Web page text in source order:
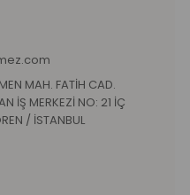
MAH. FATİH CAD.
İŞ MERKEZİ NO: 21 İÇ
/ İSTANBUL